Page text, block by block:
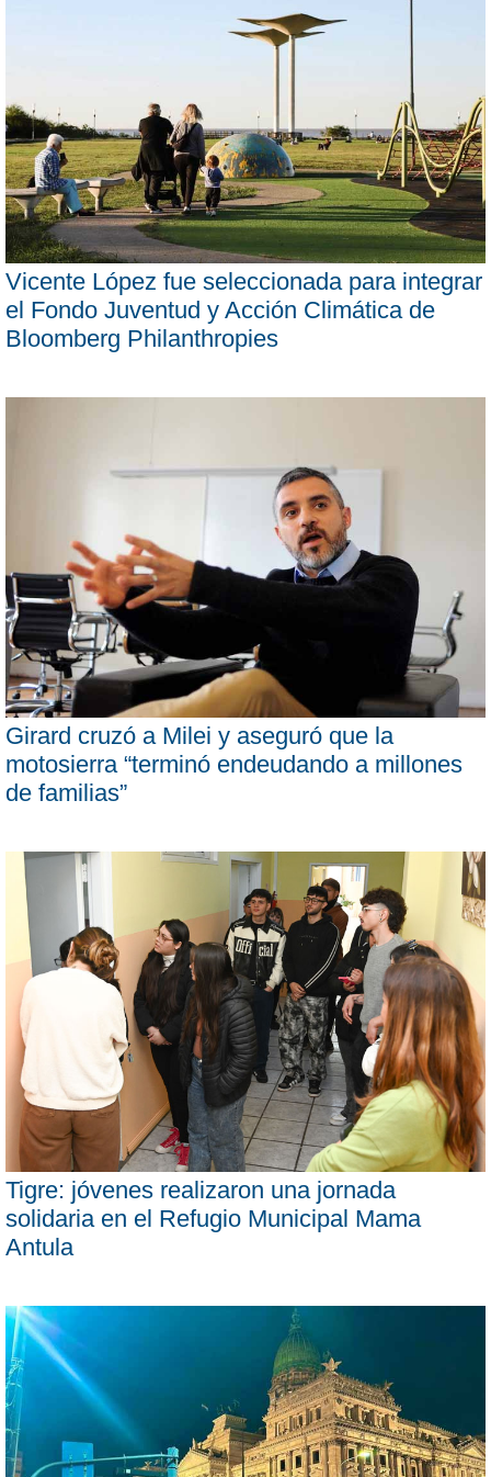
Vicente López fue seleccionada para integrar
el Fondo Juventud y Acción Climática de
Bloomberg Philanthropies
Girard cruzó a Milei y aseguró que la
motosierra “terminó endeudando a millones
de familias”
Tigre: jóvenes realizaron una jornada
solidaria en el Refugio Municipal Mama
Antula